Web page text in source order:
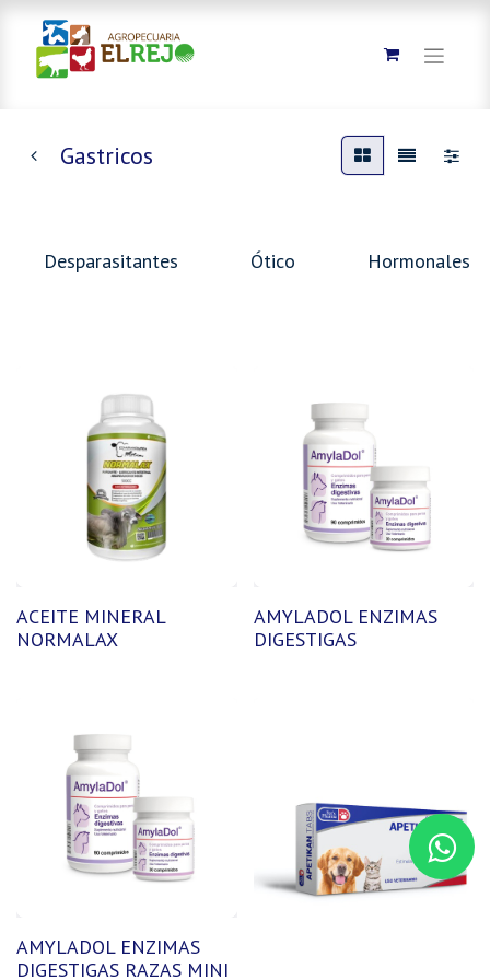
Gastricos
Desparasitantes Ótico Hormonales
ACEITE MINERAL
NORMALAX
AMYLADOL ENZIMAS
DIGESTIGAS
AMYLADOL ENZIMAS
DIGESTIGAS RAZAS MINI